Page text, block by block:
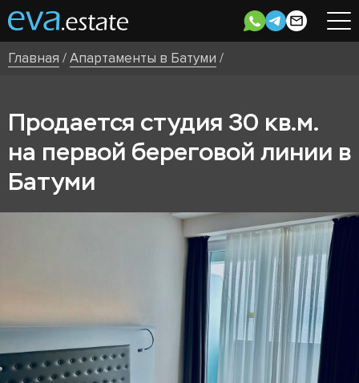
Главная /Апартаменты в Батуми /
Продается студия 30 кв.м.
на первой береговой линии в
Батуми